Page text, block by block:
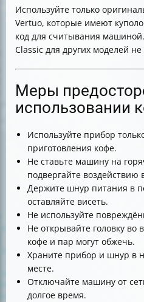
Используйте только
Vertuo, которые имеют
код для считывания
Classic для других моделей не
Меры
использовании
Используйте прибор
приготовления кофе.
Не ставьте машину на
подвергайте воздействию
Держите шнур питания в
оставляйте висеть.
Не используйте
Не открывайте головку
кофе и пар могут обжечь.
Храните прибор и шнур в
месте.
Отключайте машину от
долгое время.